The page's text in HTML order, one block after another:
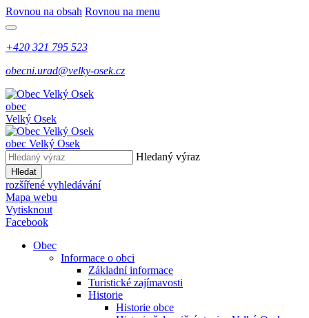
Rovnou na obsah Rovnou na menu
+420 321 795 523
obecni.urad@velky-osek.cz
obec
Velký Osek
obec Velký Osek
Hledaný výraz
Hledat
rozšířené vyhledávání
Mapa webu
Vytisknout
Facebook
Obec
Informace o obci
Základní informace
Turistické zajímavosti
Historie
Historie obce